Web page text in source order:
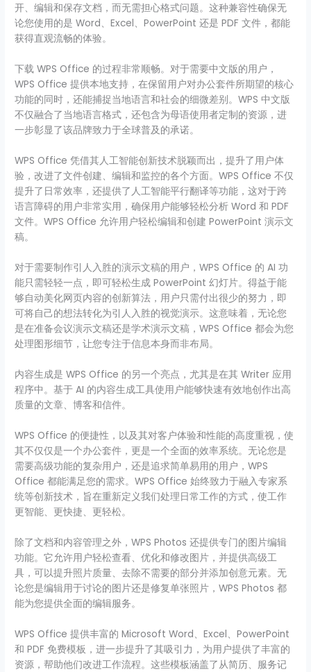
开、编辑和保存文档，而无需担心格式问题。这种兼容性确保无
论您使用的是 Word、Excel、PowerPoint 还是 PDF 文件，都能
获得直观流畅的体验。
下载 WPS Office 的过程非常顺畅。对于需要中文版的用户，
WPS Office 提供本地支持，在保留用户对办公套件所期望的核心
功能的同时，还能捕捉当地语言和社会的细微差别。WPS 中文版
不仅融合了当地语言格式，还包含为母语使用者定制的资源，进
一步彰显了该品牌致力于全球普及的承诺。
WPS Office 凭借其人工智能创新技术脱颖而出，提升了用户体
验，改进了文件创建、编辑和监控的各个方面。WPS Office 不仅
提升了日常效率，还提供了人工智能平行翻译等功能，这对于跨
语言障碍的用户非常实用，确保用户能够轻松分析 Word 和 PDF
文件。WPS Office 允许用户轻松编辑和创建 PowerPoint 演示文
稿。
对于需要制作引人入胜的演示文稿的用户，WPS Office 的 AI 功
能只需轻轻一点，即可轻松生成 PowerPoint 幻灯片。得益于能
够自动美化网页内容的创新算法，用户只需付出很少的努力，即
可将自己的想法转化为引人入胜的视觉演示。这意味着，无论您
是在准备会议演示文稿还是学术演示文稿，WPS Office 都会为您
处理图形细节，让您专注于信息本身而非布局。
内容生成是 WPS Office 的另一个亮点，尤其是在其 Writer 应用
程序中。基于 AI 的内容生成工具使用户能够快速有效地创作出高
质量的文章、博客和信件。
WPS Office 的便捷性，以及其对客户体验和性能的高度重视，使
其不仅仅是一个办公套件，更是一个全面的效率系统。无论您是
需要高级功能的复杂用户，还是追求简单易用的用户，WPS
Office 都能满足您的需求。WPS Office 始终致力于融入专家系
统等创新技术，旨在重新定义我们处理日常工作的方式，使工作
更智能、更快捷、更轻松。
除了文档和内容管理之外，WPS Photos 还提供专门的图片编辑
功能。它允许用户轻松查看、优化和修改图片，并提供高级工
具，可以提升照片质量、去除不需要的部分并添加创意元素。无
论您是编辑用于讨论的图片还是修复单张照片，WPS Photos 都
能为您提供全面的编辑服务。
WPS Office 提供丰富的 Microsoft Word、Excel、PowerPoint
和 PDF 免费模板，进一步提升了其吸引力，为用户提供了丰富的
资源，帮助他们改进工作流程。这些模板涵盖了从简历、服务记